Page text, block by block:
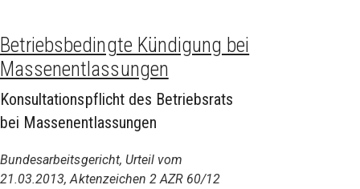
Betriebsbedingte Kündigung bei
Massenentlassungen
Konsultationspflicht des Betriebsrats
bei Massenentlassungen
Bundesarbeitsgericht, Urteil vom
21.03.2013, Aktenzeichen 2 AZR 60/12